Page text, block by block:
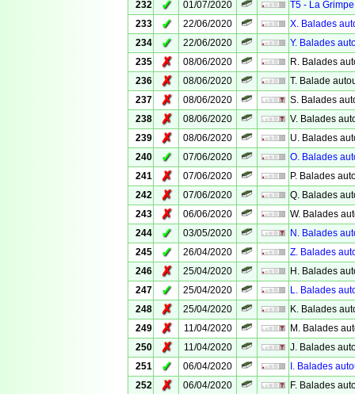
232
✓ 01/07/2020
T5 - La
233
✓ 22/06/2020
X. Balades
234
✓ 22/06/2020
Y. Balades
235
✗ 08/06/2020
R. Balades
236
✗ 08/06/2020
T. Balade
237
✗ 08/06/2020
S. Balades
238
✗ 08/06/2020
V. Balades
239
✗ 08/06/2020
U. Balades
240
✓ 07/06/2020
O. Balades
241
✗ 07/06/2020
P. Balades
242
✗ 07/06/2020
Q. Balades
243
✗ 06/06/2020
W. Balades
244
✓ 03/05/2020
N. Balades
245
✓ 26/04/2020
Z. Balades
246
✗ 25/04/2020
H. Balades
247
✓ 25/04/2020
L. Balades
248
✗ 25/04/2020
K. Balades
249
✗ 11/04/2020
M. Balades
250
✗ 11/04/2020
J. Balades
251
✓ 06/04/2020
I. Balades
252
✗ 06/04/2020
F. Balades